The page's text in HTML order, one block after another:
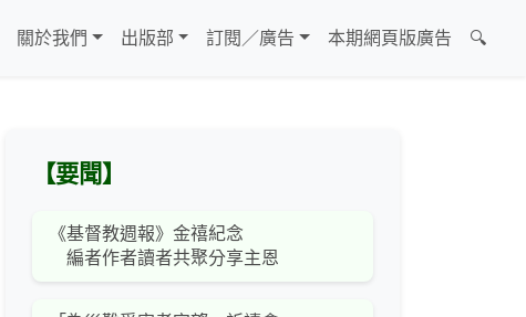
關於我們 出版部 訂閱／廣告 本期網頁版廣告 🔍
【要聞】
《基督教週報》金禧紀念
編者作者讀者共聚分享主恩